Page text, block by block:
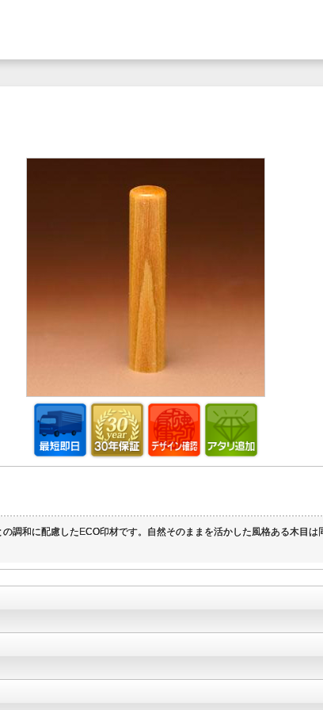
調和に配慮したECO印材です。自然そのままを活かした風格ある木目